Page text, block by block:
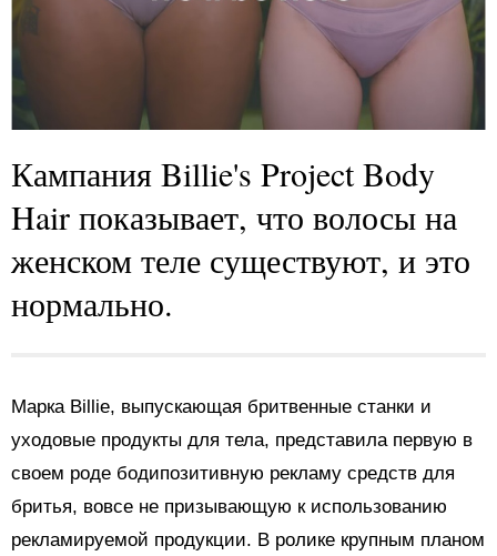
Кампания Billie's Project Body
Hair показывает, что волосы на
женском теле существуют, и это
нормально.
Марка Billie, выпускающая бритвенные станки и
уходовые продукты для тела, представила первую в
своем роде бодипозитивную рекламу средств для
бритья, вовсе не призывающую к использованию
рекламируемой продукции. В ролике крупным планом